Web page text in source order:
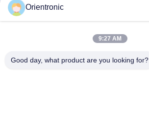
Orientronic
9:27 AM
Good day, what product are you looking for?